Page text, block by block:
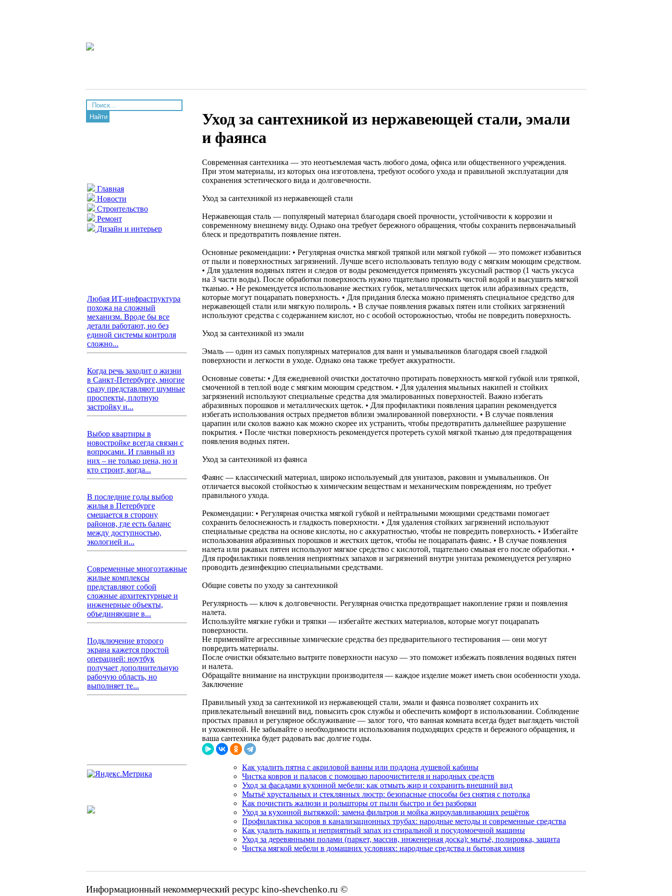
Найти
Главная
Новости
Строительство
Ремонт
Дизайн и интерьер
Любая ИТ-инфраструктура
похожа на сложный
механизм. Вроде бы все
детали работают, но без
единой системы контроля
сложно...
Когда речь заходит о жизни
в Санкт-Петербурге, многие
сразу представляют шумные
проспекты, плотную
застройку и...
Выбор квартиры в
новостройке всегда связан с
вопросами. И главный из
них – не только цена, но и
кто строит, когда...
В последние годы выбор
жилья в Петербурге
смещается в сторону
районов, где есть баланс
между доступностью,
экологией и...
Современные многоэтажные
жилые комплексы
представляют собой
сложные архитектурные и
инженерные объекты,
объединяющие в...
Подключение второго
экрана кажется простой
операцией: ноутбук
получает дополнительную
рабочую область, но
выполняет те...
Уход за сантехникой из нержавеющей стали, эмали
и фаянса
Современная сантехника — это неотъемлемая часть любого дома, офиса или общественного учреждения.
При этом материалы, из которых она изготовлена, требуют особого ухода и правильной эксплуатации для
сохранения эстетического вида и долговечности.
Уход за сантехникой из нержавеющей стали
Нержавеющая сталь — популярный материал благодаря своей прочности, устойчивости к коррозии и
современному внешнему виду. Однако она требует бережного обращения, чтобы сохранить первоначальный
блеск и предотвратить появление пятен.
Основные рекомендации: • Регулярная очистка мягкой тряпкой или мягкой губкой — это поможет избавиться
от пыли и поверхностных загрязнений. Лучше всего использовать теплую воду с мягким моющим средством.
• Для удаления водяных пятен и следов от воды рекомендуется применять уксусный раствор (1 часть уксуса
на 3 части воды). После обработки поверхность нужно тщательно промыть чистой водой и высушить мягкой
тканью. • Не рекомендуется использование жестких губок, металлических щеток или абразивных средств,
которые могут поцарапать поверхность. • Для придания блеска можно применять специальное средство для
нержавеющей стали или мягкую полироль. • В случае появления ржавых пятен или стойких загрязнений
используют средства с содержанием кислот, но с особой осторожностью, чтобы не повредить поверхность.
Уход за сантехникой из эмали
Эмаль — один из самых популярных материалов для ванн и умывальников благодаря своей гладкой
поверхности и легкости в уходе. Однако она также требует аккуратности.
Основные советы: • Для ежедневной очистки достаточно протирать поверхность мягкой губкой или тряпкой,
смоченной в теплой воде с мягким моющим средством. • Для удаления мыльных накипей и стойких
загрязнений используют специальные средства для эмалированных поверхностей. Важно избегать
абразивных порошков и металлических щеток. • Для профилактики появления царапин рекомендуется
избегать использования острых предметов вблизи эмалированной поверхности. • В случае появления
царапин или сколов важно как можно скорее их устранить, чтобы предотвратить дальнейшее разрушение
покрытия. • После чистки поверхность рекомендуется протереть сухой мягкой тканью для предотвращения
появления водных пятен.
Уход за сантехникой из фаянса
Фаянс — классический материал, широко используемый для унитазов, раковин и умывальников. Он
отличается высокой стойкостью к химическим веществам и механическим повреждениям, но требует
правильного ухода.
Рекомендации: • Регулярная очистка мягкой губкой и нейтральными моющими средствами помогает
сохранить белоснежность и гладкость поверхности. • Для удаления стойких загрязнений используют
специальные средства на основе кислоты, но с аккуратностью, чтобы не повредить поверхность. • Избегайте
использования абразивных порошков и жестких щеток, чтобы не поцарапать фаянс. • В случае появления
налета или ржавых пятен используют мягкое средство с кислотой, тщательно смывая его после обработки. •
Для профилактики появления неприятных запахов и загрязнений внутри унитаза рекомендуется регулярно
проводить дезинфекцию специальными средствами.
Общие советы по уходу за сантехникой
Регулярность — ключ к долговечности. Регулярная очистка предотвращает накопление грязи и появления
налета.
Используйте мягкие губки и тряпки — избегайте жестких материалов, которые могут поцарапать
поверхности.
Не применяйте агрессивные химические средства без предварительного тестирования — они могут
повредить материалы.
После очистки обязательно вытрите поверхности насухо — это поможет избежать появления водяных пятен
и налета.
Обращайте внимание на инструкции производителя — каждое изделие может иметь свои особенности ухода.
Заключение
Правильный уход за сантехникой из нержавеющей стали, эмали и фаянса позволяет сохранить их
привлекательный внешний вид, повысить срок службы и обеспечить комфорт в использовании. Соблюдение
простых правил и регулярное обслуживание — залог того, что ванная комната всегда будет выглядеть чистой
и ухоженной. Не забывайте о необходимости использования подходящих средств и бережного обращения, и
ваша сантехника будет радовать вас долгие годы.
Как удалить пятна с акриловой ванны или поддона душевой кабины
Чистка ковров и паласов с помощью пароочистителя и народных средств
Уход за фасадами кухонной мебели: как отмыть жир и сохранить внешний вид
Мытьё хрустальных и стеклянных люстр: безопасные способы без снятия с потолка
Как почистить жалюзи и рольшторы от пыли быстро и без разборки
Уход за кухонной вытяжкой: замена фильтров и мойка жироулавливающих решёток
Профилактика засоров в канализационных трубах: народные методы и современные средства
Как удалить накипь и неприятный запах из стиральной и посудомоечной машины
Уход за деревянными полами (паркет, массив, инженерная доска): мытьё, полировка, защита
Чистка мягкой мебели в домашних условиях: народные средства и бытовая химия
Информационный некоммерческий ресурс kino-shevchenko.ru ©